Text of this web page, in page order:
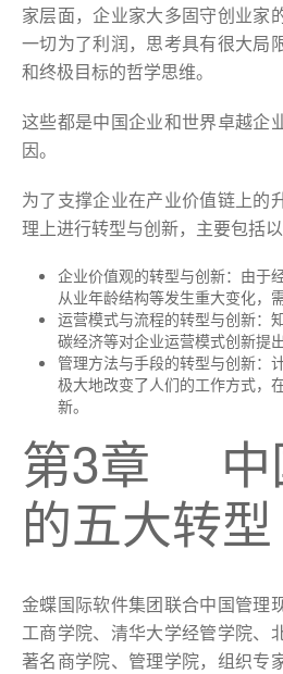
家层面，企业家大多固守创业家
一切为了利润，思考具有很大局
和终极目标的哲学思维。
这些都是中国企业和世界卓越企
因。
为了支撑企业在产业价值链上的
理上进行转型与创新，主要包括
企业价值观的转型与创新：由于
从业年龄结构等发生重大变化，
运营模式与流程的转型与创新：
碳经济等对企业运营模式创新提
管理方法与手段的转型与创新：
极大地改变了人们的工作方式，
新。
第3章 中
的五大转型
金蝶国际软件集团联合中国管理
工商学院、清华大学经管学院、
著名商学院、管理学院，组织专